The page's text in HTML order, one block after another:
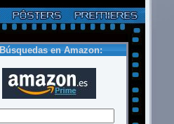
Búsquedas en Amazon: